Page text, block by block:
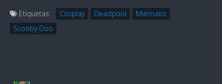
Etiquetas: Cosplay Deadpool
Miérculos
Scooby Doo